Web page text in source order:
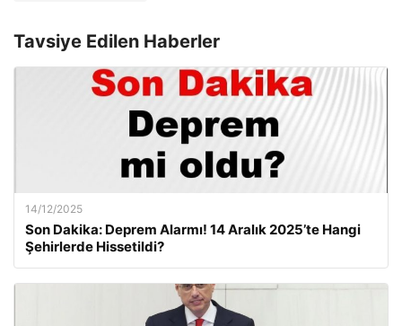
Tavsiye Edilen Haberler
14/12/2025
Son Dakika: Deprem Alarmı! 14 Aralık 2025’te Hangi
Şehirlerde Hissetildi?